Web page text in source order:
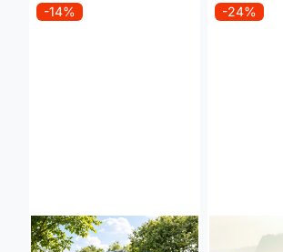
-14% -24%